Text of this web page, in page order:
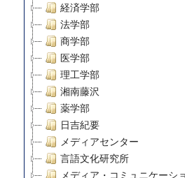
経済学部
法学部
商学部
医学部
理工学部
湘南藤沢
薬学部
日吉紀要
メディアセンター
言語文化研究所
メディア・コミュニケーシ